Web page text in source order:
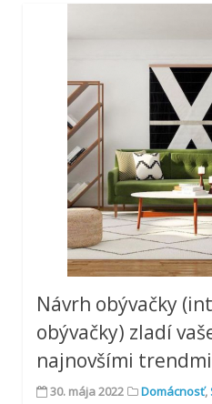
Návrh obývačky
obývačky) zladí
najnovšími trendmi
30. mája 2022 Domácnosť,